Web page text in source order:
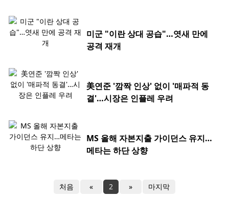
미군 "이란 상대 공습"…엿새 만에
공격 재개
美연준 '깜짝 인상' 없이 '매파적 동
결'…시장은 인플레 우려
MS 올해 자본지출 가이던스 유지…
메타는 하단 상향
처음 « 2 » 마지막